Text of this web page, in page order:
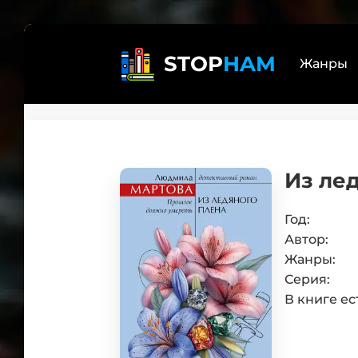
STOPHAM Жанры
Из
Год:
Автор:
Жанры:
Серия:
В книге